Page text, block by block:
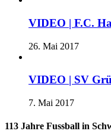
VIDEO | F.C.
26. Mai 2017
VIDEO | SV
7. Mai 2017
113 Jahre Fussball in